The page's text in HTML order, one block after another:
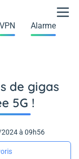
VPN Alarme
de gigas
5G !
à 09h56